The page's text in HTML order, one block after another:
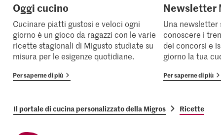
Oggi cucino
Cucinare piatti gustosi e veloci ogni
giorno è un gioco da ragazzi con le varie
ricette stagionali di Migusto studiate su
misura per le esigenze quotidiane.
Per saperne di più
Newsletter
Una
conoscere i
dei concorsi e
giorno la tua
Per saperne di più
Il portale di cucina personalizzato della Migros Ricette